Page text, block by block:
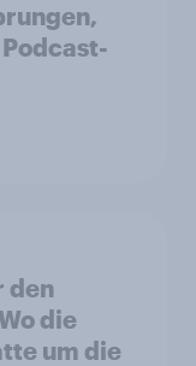
den
die
um die